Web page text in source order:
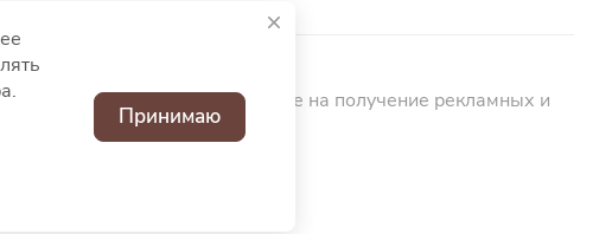
данных
Согласие на получение рекламных и
Принимаю